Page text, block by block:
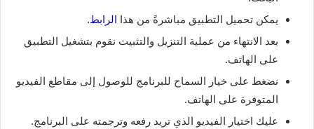
يمكن تحميل التطبيق مباشرةً من هذا الرابط.
بعد الانتهاء من عملية التنزيل والتثبيت نقوم بتشغيل التطبيق
على الهاتف.
نضغط على خيار السماح للبرنامج للوصول إلى مقاطع الفيديو
المتوفرة على الهاتف.
عليك اختيار الفيديو الذي تريد رفعه وترجمته على البرنامج.